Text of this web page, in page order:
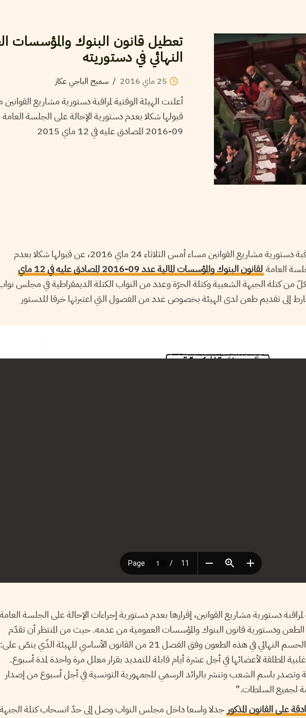
تعطيل قانون البنوك والمؤسسات
النهائي في دستوريته
25 ماي 2016
/ سميح الباجي عكاز
قبولها شكلا بعدم دستورية الإحالة على الجلسة العامة
09-2016 المصادق عليه في 12 ماي 2015
أعلنت الهيئة الوقتية لمراقبة دستورية مشاريع القوانين مساء أمس الثلاثاء 24 ماي 2016، عن قبولها شكلا بعدم
العامة
لقانون البنوك والمؤسسات المالية عدد 09-2016 المصادق عليه في 12 ماي
من كتلة الجبهة الشعبية وكتلة الحرّة وعدد من النواب الكتلة الديمقراطية في مجلس
13 ماي الفارط إلى تقديم طعن لدى الهيئة بخصوص عدد من الفصول التي اعتبرتها خرقا للدستور
لمراقبة دستورية مشاريع القوانين، إقرارها بعدم دستورية إجراءات الإحالة على الجلسة
ودستورية قانون البنوك والمؤسسات العمومية من عدمه. حيث من المنتظر أن تقدّم
لجنة المالية ردودها ليتم الحسم النهائي في هذه الطعون وفق الفصل 21 من القانون الأساسي للهيئة الذّي ينصّ على:
المطلقة لأعضائها في أجل عشرة أيام قابلة للتمديد بقرار معلل مرة واحدة لمدة أسبوع.
وتصدر باسم الشعب وتنشر بالرائد الرسمي للجمهورية التونسية في أجل أسبوع من إصدار
لجميع السلطات.”
على القانون المذكور جدلا واسعا داخل مجلس النواب وصل إلى حدّ انسحاب كتلة الجبهة